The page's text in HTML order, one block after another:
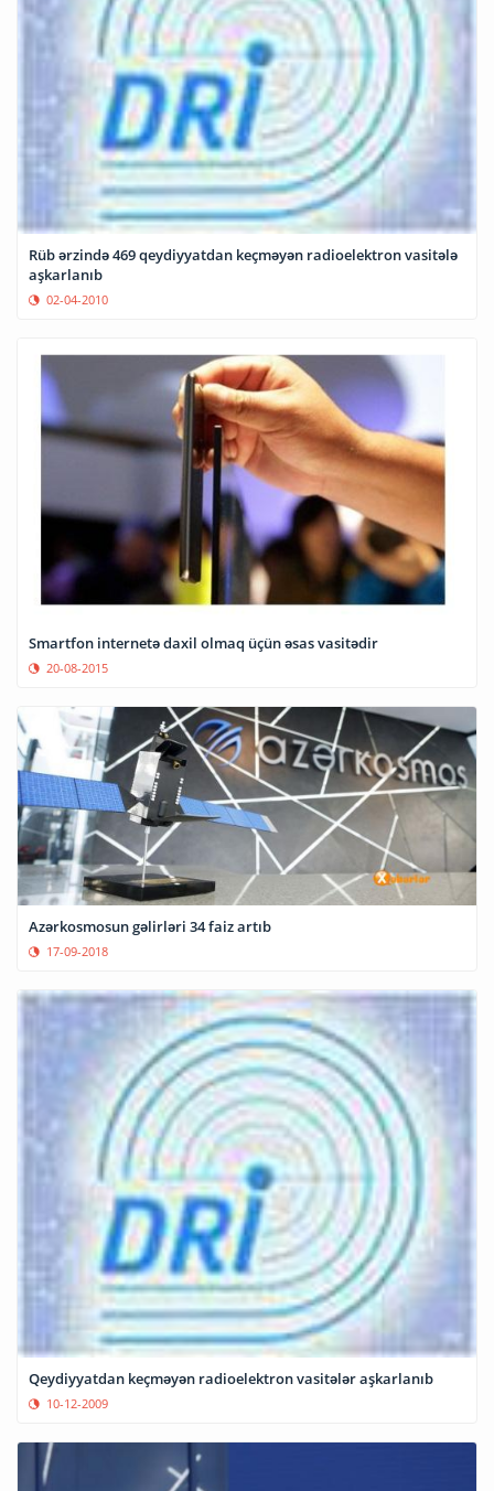
Rüb ərzində 469 qeydiyyatdan keçməyən radioelektron vasitələ
aşkarlanıb
02-04-2010
Smartfon internetə daxil olmaq üçün əsas vasitədir
20-08-2015
Azərkosmosun gəlirləri 34 faiz artıb
17-09-2018
Qeydiyyatdan keçməyən radioelektron vasitələr aşkarlanıb
10-12-2009